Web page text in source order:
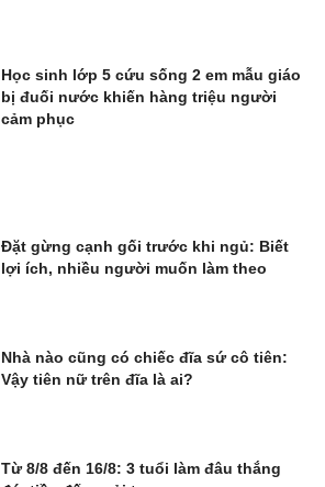
Học sinh lớp 5 cứu sống 2 em mẫu giáo
bị đuối nước khiến hàng triệu người
cảm phục
Đặt gừng cạnh gối trước khi ngủ: Biết
lợi ích, nhiều người muốn làm theo
Nhà nào cũng có chiếc đĩa sứ cô tiên:
Vậy tiên nữ trên đĩa là ai?
Từ 8/8 đến 16/8: 3 tuổi làm đâu thắng